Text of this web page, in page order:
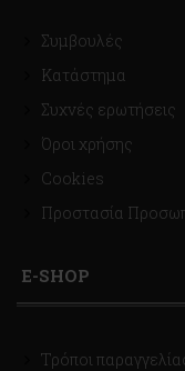
Συμβουλές
Κατάστημα
Συχνές ερωτήσεις
Όροι χρήσης
Cookies
Προστασία
E-SHOP
Τρόποι